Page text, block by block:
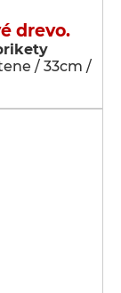
drevo.
/ 33cm /